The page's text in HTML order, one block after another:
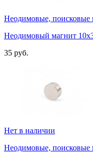
Неодимовые,
Неодимовый магнит
35 руб.
Нет в наличии
Неодимовые,